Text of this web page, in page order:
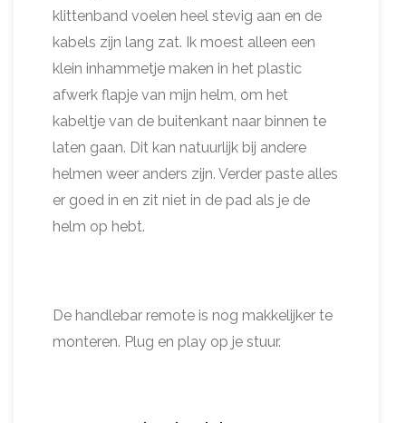
klittenband voelen heel stevig aan en de
kabels zijn lang zat. Ik moest alleen een
klein inhammetje maken in het plastic
afwerk flapje van mijn helm, om het
kabeltje van de buitenkant naar binnen te
laten gaan. Dit kan natuurlijk bij andere
helmen weer anders zijn. Verder paste alles
er goed in en zit niet in de pad als je de
helm op hebt.
De handlebar remote is nog makkelijker te
monteren. Plug en play op je stuur.